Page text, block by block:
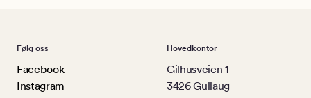
Følg oss
Facebook
Instagram
Hovedkontor
Gilhusveien 1
3426 Gullaug